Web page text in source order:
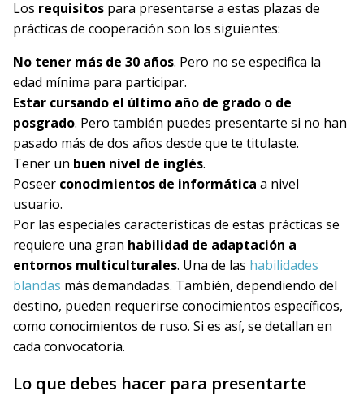
Los requisitos para presentarse a estas plazas de
prácticas de cooperación son los siguientes:
No tener más de 30 años. Pero no se especifica la
edad mínima para participar.
Estar cursando el último año de grado o de
posgrado. Pero también puedes presentarte si no han
pasado más de dos años desde que te titulaste.
Tener un buen nivel de inglés.
Poseer conocimientos de informática a nivel
usuario.
Por las especiales características de estas prácticas se
requiere una gran habilidad de adaptación a
entornos multiculturales. Una de las habilidades
blandas más demandadas. También, dependiendo del
destino, pueden requerirse conocimientos específicos,
como conocimientos de ruso. Si es así, se detallan en
cada convocatoria.
Lo que debes hacer para presentarte